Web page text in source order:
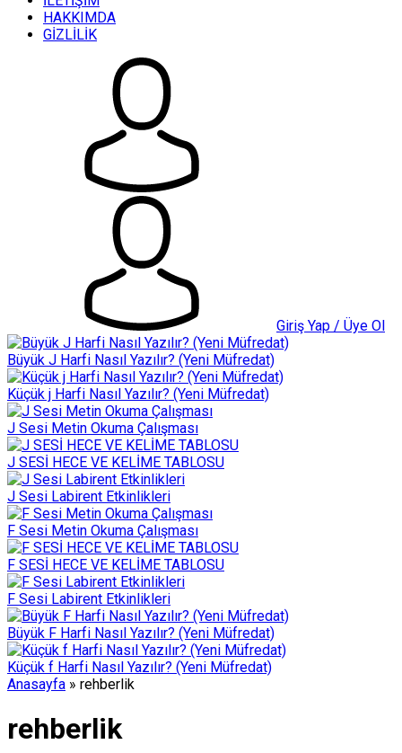
HAKKIMDA
GİZLİLİK
Giriş Yap / Üye Ol
Büyük J Harfi Nasıl Yazılır? (Yeni Müfredat)
Küçük j Harfi Nasıl Yazılır? (Yeni Müfredat)
J Sesi Metin Okuma Çalışması
J SESİ HECE VE KELİME TABLOSU
J Sesi Labirent Etkinlikleri
F Sesi Metin Okuma Çalışması
F SESİ HECE VE KELİME TABLOSU
F Sesi Labirent Etkinlikleri
Büyük F Harfi Nasıl Yazılır? (Yeni Müfredat)
Küçük f Harfi Nasıl Yazılır? (Yeni Müfredat)
Anasayfa » rehberlik
rehberlik